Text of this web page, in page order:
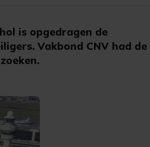
is opgedragen de
Vakbond CNV had de